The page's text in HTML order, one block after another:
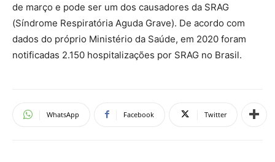
de março e pode ser um dos causadores da SRAG
(Síndrome Respiratória Aguda Grave). De acordo com
dados do próprio Ministério da Saúde, em 2020 foram
notificadas 2.150 hospitalizações por SRAG no Brasil.
WhatsApp Facebook Twitter